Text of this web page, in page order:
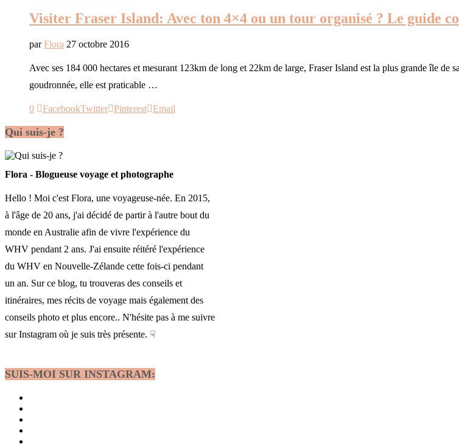
Visiter Fraser Island: Avec ton 4×4 ou un tour organisé ? Le guide
parFlora 27 octobre 2016
Avec ses 184 000 hectares et mesurant 123km de long et 22km de large, Fraser Island est la plus grande île de
goudronnée, elle est praticable …
0 FacebookTwitter Pinterest Email
Qui suis-je ?
Flora - Blogueuse voyage et photographe
Hello ! Moi c'est Flora, une voyageuse-née. En 2015,
à l'âge de 20 ans, j'ai décidé de partir à l'autre bout du
monde en Australie afin de vivre l'expérience du
WHV pendant 2 ans. J'ai ensuite réitéré l'expérience
du WHV en Nouvelle-Zélande cette fois-ci pendant
un an. Sur ce blog, tu trouveras des conseils et
itinéraires, mes récits de voyage mais également des
conseils photo et plus encore.. N'hésite pas à me suivre
sur Instagram où je suis très présente. ☟
SUIS-MOI SUR INSTAGRAM: